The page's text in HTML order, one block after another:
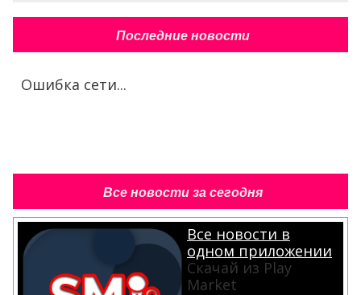
Последние новости
Ошибка сети...
Все новости за сегодня
Все новости в
одном приложении
Скачай из Play
Market